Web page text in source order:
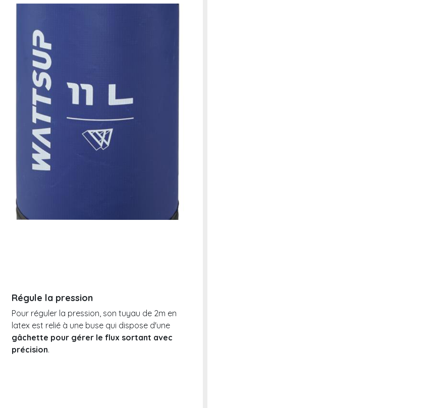
Régule la pression
Pour réguler la pression, son tuyau de 2m en
latex est relié à une buse qui dispose d'une
gâchette pour gérer le flux sortant avec
précision.